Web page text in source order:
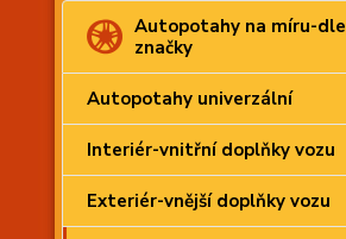
Autopotahy na míru-dle
značky
Autopotahy univerzální
Interiér-vnitřní doplňky vozu
Exteriér-vnější doplňky vozu